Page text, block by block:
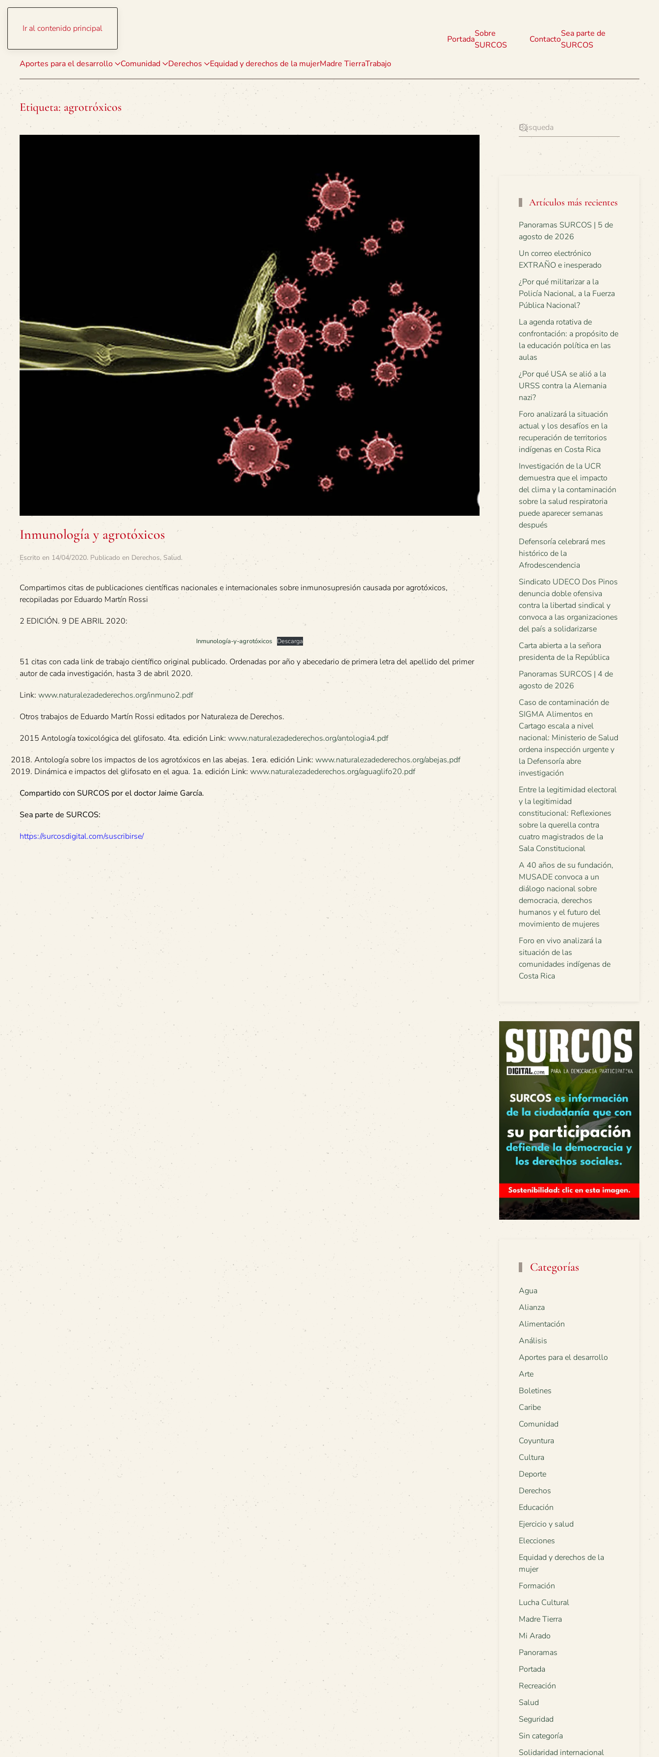
Ir al contenido principal
Aportes para el desarrollo Comunidad Derechos Equidad y derechos de la mujerMadre TierraTrabajo
Portada
Sobre
SURCOS
Contacto
Sea parte de
SURCOS
Etiqueta: agrotróxicos
Inmunología y agrotóxicos
Escrito en 14/04/2020. Publicado en Derechos, Salud.
Compartimos citas de publicaciones científicas nacionales e internacionales sobre inmunosupresión causada por agrotóxicos,
recopiladas por Eduardo Martín Rossi
2 EDICIÓN. 9 DE ABRIL 2020:
Inmunología-y-agrotóxicos Descarga
51 citas con cada link de trabajo científico original publicado. Ordenadas por año y abecedario de primera letra del apellido del primer
autor de cada investigación, hasta 3 de abril 2020.
Link: www.naturalezadederechos.org/inmuno2.pdf
Otros trabajos de Eduardo Martín Rossi editados por Naturaleza de Derechos.
2015 Antología toxicológica del glifosato. 4ta. edición Link: www.naturalezadederechos.org/antologia4.pdf
Antología sobre los impactos de los agrotóxicos en las abejas. 1era. edición Link: www.naturalezadederechos.org/abejas.pdf
Dinámica e impactos del glifosato en el agua. 1a. edición Link: www.naturalezadederechos.org/aguaglifo20.pdf
Compartido con SURCOS por el doctor Jaime García.
Sea parte de SURCOS:
https://surcosdigital.com/suscribirse/
Artículos más recientes
Panoramas SURCOS | 5 de
agosto de 2026
Un correo electrónico
EXTRAÑO e inesperado
¿Por qué militarizar a la
Policía Nacional, a la Fuerza
Pública Nacional?
La agenda rotativa de
confrontación: a propósito de
la educación política en las
aulas
¿Por qué USA se alió a la
URSS contra la Alemania
nazi?
Foro analizará la situación
actual y los desafíos en la
recuperación de territorios
indígenas en Costa Rica
Investigación de la UCR
demuestra que el impacto
del clima y la contaminación
sobre la salud respiratoria
puede aparecer semanas
después
Defensoría celebrará mes
histórico de la
Afrodescendencia
Sindicato UDECO Dos Pinos
denuncia doble ofensiva
contra la libertad sindical y
convoca a las organizaciones
del país a solidarizarse
Carta abierta a la señora
presidenta de la República
Panoramas SURCOS | 4 de
agosto de 2026
Caso de contaminación de
SIGMA Alimentos en
Cartago escala a nivel
nacional: Ministerio de Salud
ordena inspección urgente y
la Defensoría abre
investigación
Entre la legitimidad electoral
y la legitimidad
constitucional: Reflexiones
sobre la querella contra
cuatro magistrados de la
Sala Constitucional
A 40 años de su fundación,
MUSADE convoca a un
diálogo nacional sobre
democracia, derechos
humanos y el futuro del
movimiento de mujeres
Foro en vivo analizará la
situación de las
comunidades indígenas de
Costa Rica
Categorías
Agua
Alianza
Alimentación
Análisis
Aportes para el desarrollo
Arte
Boletines
Caribe
Comunidad
Coyuntura
Cultura
Deporte
Derechos
Educación
Ejercicio y salud
Elecciones
Equidad y derechos de la
mujer
Formación
Lucha Cultural
Madre Tierra
Mi Arado
Panoramas
Portada
Recreación
Salud
Seguridad
Sin categoría
Solidaridad internacional